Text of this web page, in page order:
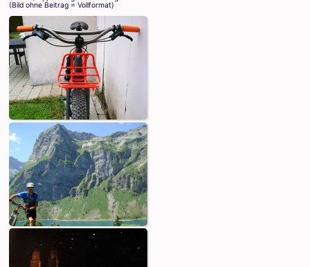
(Bild ohne Beitrag = Vollformat)